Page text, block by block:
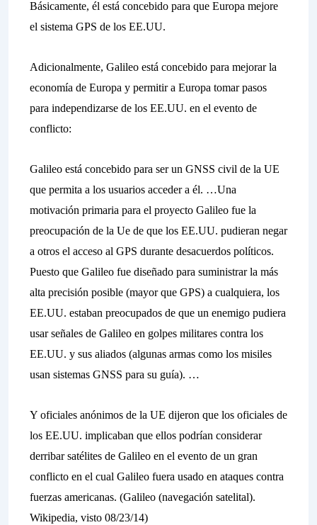
Básicamente, él está concebido para que Europa mejore
el sistema GPS de los EE.UU.
Adicionalmente, Galileo está concebido para mejorar la
economía de Europa y permitir a Europa tomar pasos
para independizarse de los EE.UU. en el evento de
conflicto:
Galileo está concebido para ser un GNSS civil de la UE
que permita a los usuarios acceder a él. …Una
motivación primaria para el proyecto Galileo fue la
preocupación de la Ue de que los EE.UU. pudieran negar
a otros el acceso al GPS durante desacuerdos políticos.
Puesto que Galileo fue diseñado para suministrar la más
alta precisión posible (mayor que GPS) a cualquiera, los
EE.UU. estaban preocupados de que un enemigo pudiera
usar señales de Galileo en golpes militares contra los
EE.UU. y sus aliados (algunas armas como los misiles
usan sistemas GNSS para su guía). …
Y oficiales anónimos de la UE dijeron que los oficiales de
los EE.UU. implicaban que ellos podrían considerar
derribar satélites de Galileo en el evento de un gran
conflicto en el cual Galileo fuera usado en ataques contra
fuerzas americanas. (Galileo (navegación satelital).
Wikipedia, visto 08/23/14)